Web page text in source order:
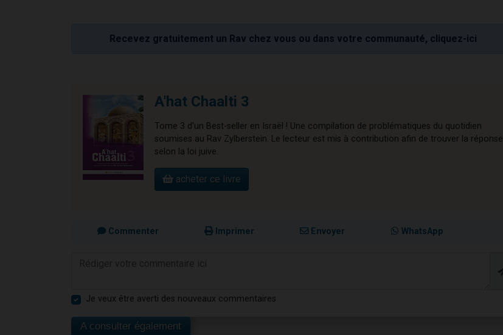
Recevez gratuitement un Rav chez vous ou dans votre communauté, cliquez-ici
A'hat Chaalti 3
Tome 3 d'un Best-seller en Israël ! Une compilation de problématiques du quotidien
soumises au Rav Zylberstein. Le lecteur est mis à contribution afin de trouver la réponse
selon la loi juive.
acheter ce livre
Commenter Imprimer Envoyer WhatsApp
Je veux être averti des nouveaux commentaires
A consulter également